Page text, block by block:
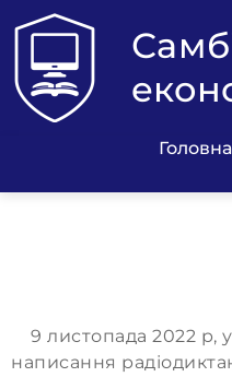
Головна
9 листопада 2022 р, у
написання